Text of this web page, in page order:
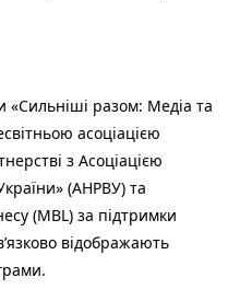
«Сильніші разом: Медіа та
асоціацією
з Асоціацією
(АНРВУ) та
(MBL) за підтримки
відображають